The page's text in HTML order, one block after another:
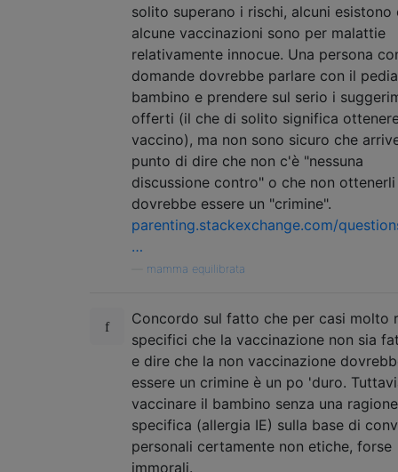
solito superano i rischi, alcuni esistono
alcune vaccinazioni sono per malattie
relativamente innocue. Una persona
domande dovrebbe parlare con il
bambino e prendere sul serio i
offerti (il che di solito significa
vaccino), ma non sono sicuro che
punto di dire che non c'è "nessuna
discussione contro" o che non ottenerli
dovrebbe essere un "crimine".
parenting.stackexchange.com/
…
mamma equilibrata
Concordo sul fatto che per casi molto
specifici che la vaccinazione non sia
e dire che la non vaccinazione
essere un crimine è un po 'duro.
vaccinare il bambino senza una ragione
specifica (allergia IE) sulla base di
personali certamente non etiche, forse
immorali.